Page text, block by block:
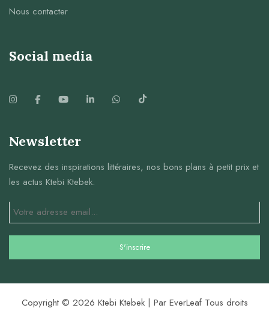
Nous contacter
Social media
Newsletter
Recevez des inspirations littéraires, nos bons plans à petit prix et
les actus Ktebi Ktebek.
Copyright © 2026 Ktebi Ktebek | Par EverLeaf Tous droits